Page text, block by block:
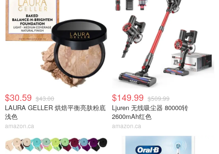
$30.59 $43.00
LAURA GELLER 烘焙平衡亮肤粉底
浅色
amazon.ca
$149.99 $509.99
Ljuren 无线吸尘器 80000转
2600mAh红色
amazon.ca